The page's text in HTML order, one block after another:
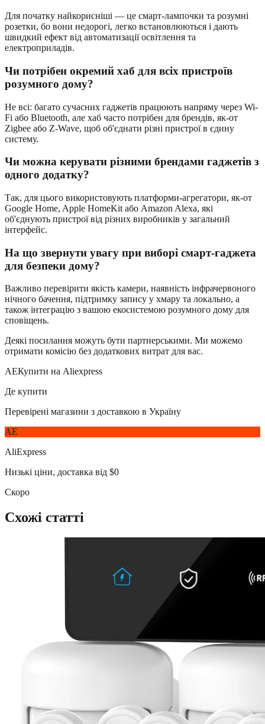
Для початку найкорисніші — це смарт-лампочки та розумні
розетки, бо вони недорогі, легко встановлюються і дають
швидкий ефект від автоматизації освітлення та
електроприладів.
Чи потрібен окремий хаб для всіх пристроїв
розумного дому?
Не всі: багато сучасних гаджетів працюють напряму через Wi-
Fi або Bluetooth, але хаб часто потрібен для брендів, як-от
Zigbee або Z-Wave, щоб об'єднати різні пристрої в єдину
систему.
Чи можна керувати різними брендами гаджетів з
одного додатку?
Так, для цього використовують платформи-агрегатори, як-от
Google Home, Apple HomeKit або Amazon Alexa, які
об'єднують пристрої від різних виробників у загальний
інтерфейс.
На що звернути увагу при виборі смарт-гаджета
для безпеки дому?
Важливо перевірити якість камери, наявність інфрачервоного
нічного бачення, підтримку запису у хмару та локально, а
також інтеграцію з вашою екосистемою розумного дому для
сповіщень.
Деякі посилання можуть бути партнерськими. Ми можемо
отримати комісію без додаткових витрат для вас.
AEКупити на Aliexpress
Де купити
Перевірені магазини з доставкою в Україну
AE
AliExpress
Низькі ціни, доставка від $0
Скоро
Схожі статті